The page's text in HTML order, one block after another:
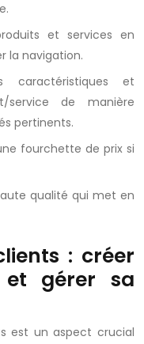
et services en
la navigation.
caractéristiques et
service de manière
pertinents.
fourchette de prix si
qualité qui met en
: créer
et gérer sa
est un aspect crucial